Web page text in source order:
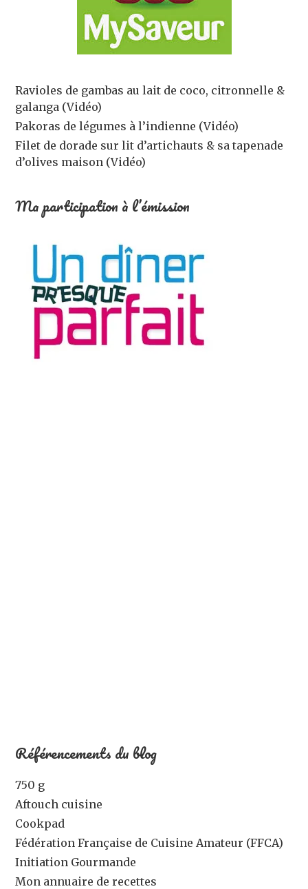
Ravioles de gambas au lait de coco, citronnelle &
galanga (Vidéo)
Pakoras de légumes à l’indienne (Vidéo)
Filet de dorade sur lit d’artichauts & sa tapenade
d’olives maison (Vidéo)
Ma participation à l’émission
Référencements du blog
750 g
Aftouch cuisine
Cookpad
Fédération Française de Cuisine Amateur (FFCA)
Initiation Gourmande
Mon annuaire de recettes